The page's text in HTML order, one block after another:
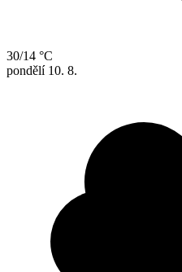
30/14 °C
pondělí 10. 8.